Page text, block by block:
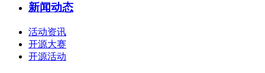
新闻动态
活动资讯
开源大赛
开源活动